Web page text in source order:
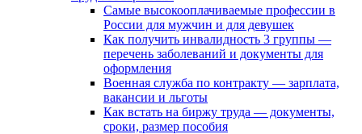
Самые высокооплачиваемые профессии в
России для мужчин и для девушек
Как получить инвалидность 3 группы —
перечень заболеваний и документы для
оформления
Военная служба по контракту — зарплата,
вакансии и льготы
Как встать на биржу труда — документы,
сроки, размер пособия